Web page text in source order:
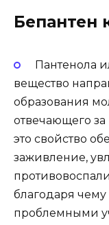
Бепантен
Пантенола
вещество
образования
отвечающего
это свойство
заживление,
благодаря
проблемными